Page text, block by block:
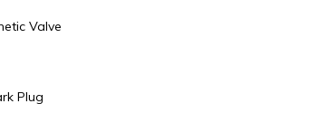
Valve
Plug